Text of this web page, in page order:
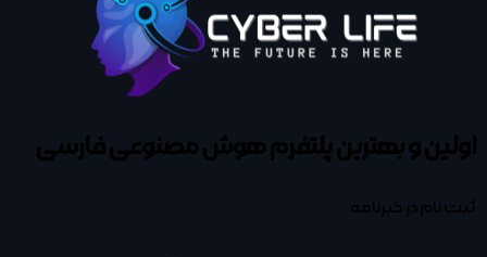
اولین و بهترین پلتفرمهوش مصنوعی فارسی
ثبت نام در خبرنامه